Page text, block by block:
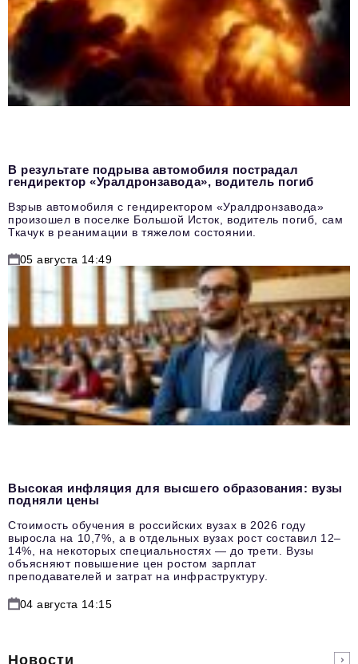
В результате подрыва автомобиля пострадал
гендиректор «Уралдронзавода», водитель погиб
Взрыв автомобиля с гендиректором «Уралдронзавода»
произошел в поселке Большой Исток, водитель погиб, сам
Ткачук в реанимации в тяжелом состоянии.
05 августа 14:49
Высокая инфляция для высшего образования: вузы
подняли цены
Стоимость обучения в российских вузах в 2026 году
выросла на 10,7%, а в отдельных вузах рост составил 12–
14%, на некоторых специальностях — до трети. Вузы
объясняют повышение цен ростом зарплат
преподавателей и затрат на инфраструктуру.
04 августа 14:15
Новости